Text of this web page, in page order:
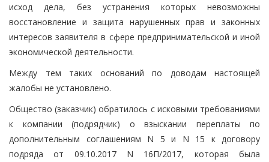
исход дела, без устранения которых невозможны
восстановление и защита нарушенных прав и законных
интересов заявителя в сфере предпринимательской и иной
экономической деятельности.
Между тем таких оснований по доводам настоящей
жалобы не установлено.
Общество (заказчик) обратилось с исковыми требованиями
к компании (подрядчик) о взыскании переплаты по
дополнительным соглашениям N 5 и N 15 к договору
подряда от 09.10.2017 N 16П/2017, которая была